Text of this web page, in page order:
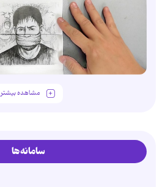
مشاهده بیشتر
سامانه‌ها